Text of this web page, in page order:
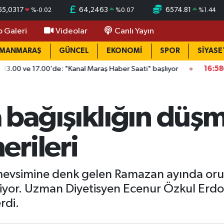
%-0.02 64,2463 %0.07 6574.81 %1.44
Galeri Videolar Canlı Yayın
GÜNCEL EKONOMİ SPOR
17.00’de: "Kanal Maraş Haber Saati" başlıyor 16:58
denk gelen Ramazan ayında
Uzman Diyetisyen Ecenur Özkul